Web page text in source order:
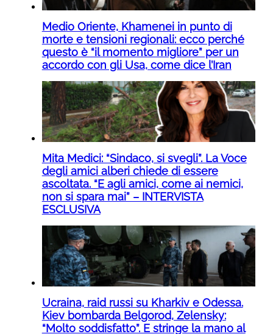
Medio Oriente, Khamenei in punto di
morte e tensioni regionali: ecco perché
questo è “il momento migliore” per un
accordo con gli Usa, come dice l’Iran
Mita Medici: “Sindaco, si svegli”. La Voce
degli amici alberi chiede di essere
ascoltata. “E agli amici, come ai nemici,
non si spara mai” – INTERVISTA
ESCLUSIVA
Ucraina, raid russi su Kharkiv e Odessa.
Kiev bombarda Belgorod, Zelensky:
“Molto soddisfatto”. E stringe la mano al